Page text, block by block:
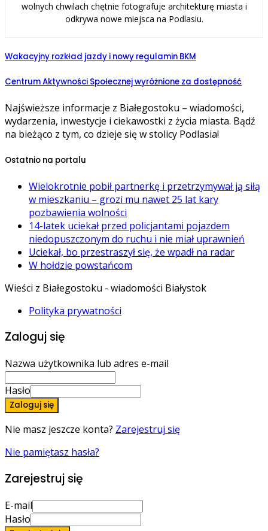
wolnych chwilach chętnie fotografuje architekturę miasta i
odkrywa nowe miejsca na Podlasiu.
Wakacyjny rozkład jazdy i nowy regulamin BKM
Centrum Aktywności Społecznej wyróżnione za dostępność
Najświeższe informacje z Białegostoku – wiadomości,
wydarzenia, inwestycje i ciekawostki z życia miasta. Bądź
na bieżąco z tym, co dzieje się w stolicy Podlasia!
Ostatnio na portalu
Wielokrotnie pobił partnerkę i przetrzymywał ją siłą
w mieszkaniu – grozi mu nawet 25 lat kary
pozbawienia wolności
14-latek uciekał przed policjantami pojazdem
niedopuszczonym do ruchu i nie miał uprawnień
Uciekał, bo przestraszył się, że wpadł na radar
W hołdzie powstańcom
Wieści z Białegostoku - wiadomości Białystok
Polityka prywatności
Zaloguj się
Nazwa użytkownika lub adres e-mail
Hasło
Zaloguj się
Nie masz jeszcze konta? Zarejestruj się
Nie pamiętasz hasła?
Zarejestruj się
E-mail
Hasło